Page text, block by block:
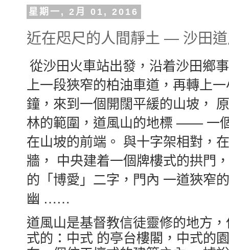
星期一, 2月 01, 2016
近在咫尺的人間靜土 — 沙田
從沙田火車站出發，沿着沙田鄉
上一段狹窄的柏油車道，再轉上
鐘，來到一個開闊平緩的山坡，
林的範圍，道風山的地標 —— 一
在山坡的前端。 與十字架相對，
牆， 中央建着一個牌樓式的拱門
的「博愛」二字，門內 一道狹窄
幽 ……
道風山是基督教信徒靈修的地方
式的：中式 的亭台樓閣，中式的